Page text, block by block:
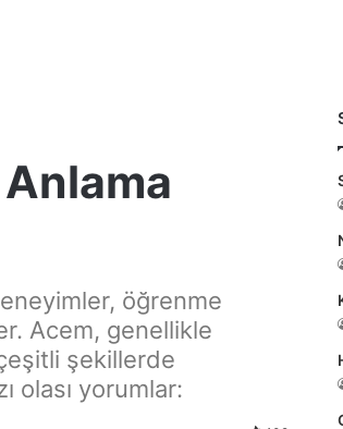
öğrenme
Acem, genellikle
şekillerde
olası yorumlar: